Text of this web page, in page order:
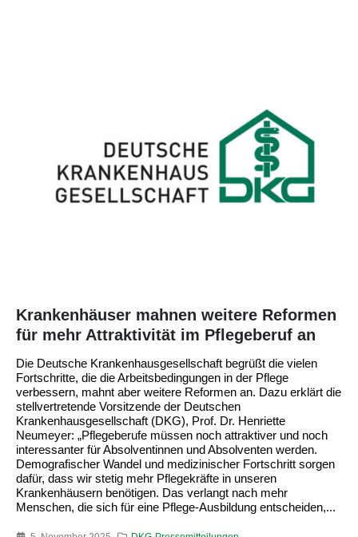
Krankenhäuser mahnen weitere Reformen
für mehr Attraktivität im Pflegeberuf an
Die Deutsche Krankenhausgesellschaft begrüßt die vielen
Fortschritte, die die Arbeitsbedingungen in der Pflege
verbessern, mahnt aber weitere Reformen an. Dazu erklärt die
stellvertretende Vorsitzende der Deutschen
Krankenhausgesellschaft (DKG), Prof. Dr. Henriette
Neumeyer: „Pflegeberufe müssen noch attraktiver und noch
interessanter für Absolventinnen und Absolventen werden.
Demografischer Wandel und medizinischer Fortschritt sorgen
dafür, dass wir stetig mehr Pflegekräfte in unseren
Krankenhäusern benötigen. Das verlangt nach mehr
Menschen, die sich für eine Pflege-Ausbildung entscheiden,...